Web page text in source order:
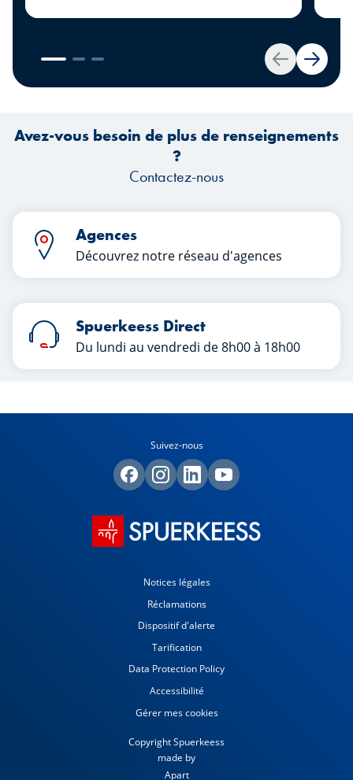
Retour
parce que « les plantes, c’est la vie ».
Avez-vous besoin de plus de renseignements
?
Contactez-nous
Agences
Découvrez notre réseau d'agences
Spuerkeess Direct
Du lundi au vendredi de 8h00 à 18h00
Suivez-nous
Notices légales
Réclamations
Dispositif d'alerte
Tarification
Data Protection Policy
Accessibilité
Gérer mes cookies
Copyright Spuerkeess
made by
Apart